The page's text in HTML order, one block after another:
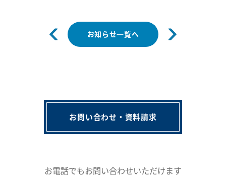
お知らせ一覧へ
お問い合わせ・資料請求
お電話でもお問い合わせいただけます